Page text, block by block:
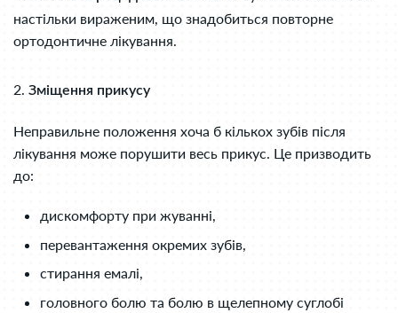
настільки вираженим, що знадобиться повторне
ортодонтичне лікування.
2. Зміщення прикусу
Неправильне положення хоча б кількох зубів після
лікування може порушити весь прикус. Це призводить
до:
дискомфорту при жуванні,
перевантаження окремих зубів,
стирання емалі,
головного болю та болю в щелепному суглобі